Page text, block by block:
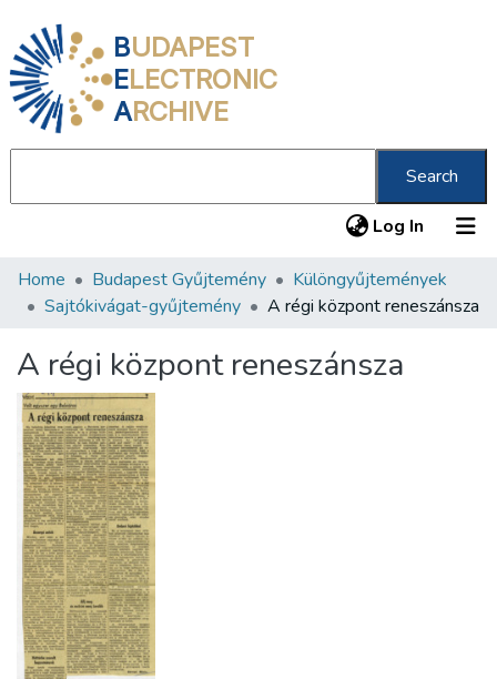
BUDAPEST
ELECTRONIC
ARCHIVE
Search
Log In (current)
Communities & Collections
Statistics
About us
Home Budapest Gyűjtemény
Különgyűjtemények
Sajtókivágat-gyűjtemény
A régi központ reneszánsza
A régi központ reneszánsza